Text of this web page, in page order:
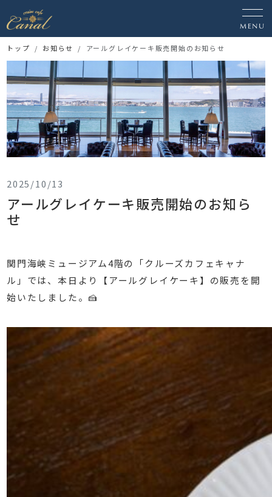
MENU
トップ お知らせ アールグレイケーキ販売開始のお知らせ
2025/10/13
アールグレイケーキ販売開始のお知ら
せ
関門海峡ミュージアム4階の「クルーズカフェキャナ
ル」では、本日より【アールグレイケーキ】の販売を開
始いたしました。🍰